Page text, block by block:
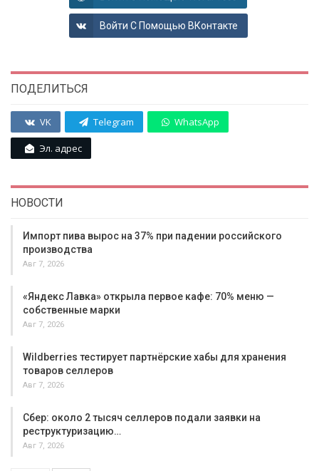
Войти С Помощью ВКонтакте
ПОДЕЛИТЬСЯ
VK Telegram WhatsApp
Эл. адрес
НОВОСТИ
Импорт пива вырос на 37% при падении российского
производства
Авг 7, 2026
«Яндекс Лавка» открыла первое кафе: 70% меню —
собственные марки
Авг 7, 2026
Wildberries тестирует партнёрские хабы для хранения
товаров селлеров
Авг 7, 2026
Сбер: около 2 тысяч селлеров подали заявки на
реструктуризацию…
Авг 7, 2026